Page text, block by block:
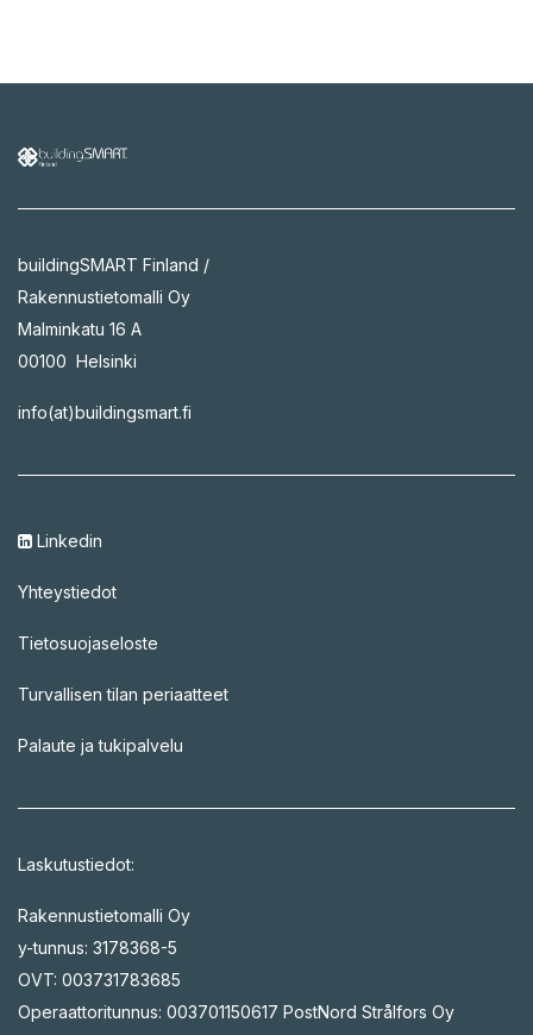
buildingSMART Finland /
Rakennustietomalli Oy
Malminkatu 16 A
00100 Helsinki
info(at)buildingsmart.fi
Linkedin
Yhteystiedot
Tietosuojaseloste
Turvallisen tilan periaatteet
Palaute ja tukipalvelu
Laskutustiedot:
Rakennustietomalli Oy
y-tunnus: 3178368-5
OVT: 003731783685
Operaattoritunnus: 003701150617 PostNord Strålfors Oy